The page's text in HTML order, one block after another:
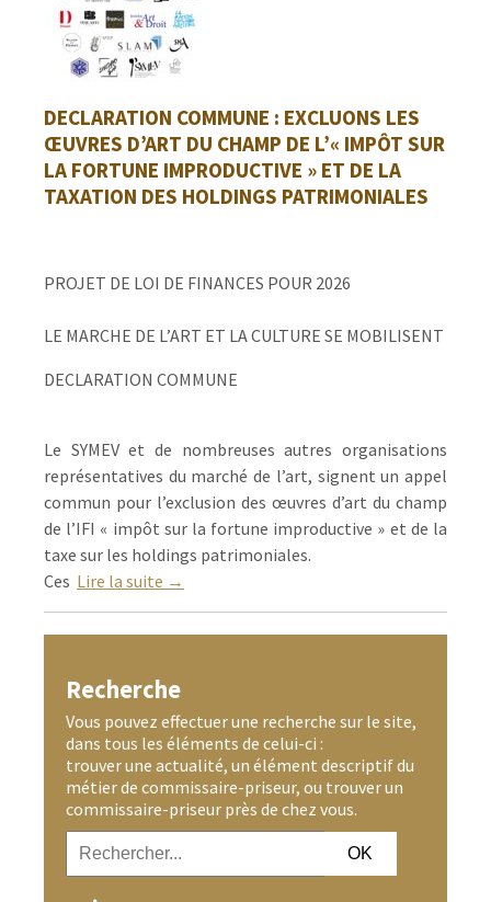
DECLARATION COMMUNE : EXCLUONS LES
ŒUVRES D’ART DU CHAMP DE L’« IMPÔT SUR
LA FORTUNE IMPRODUCTIVE » ET DE LA
TAXATION DES HOLDINGS PATRIMONIALES
PROJET DE LOI DE FINANCES POUR 2026
LE MARCHE DE L’ART ET LA CULTURE SE MOBILISENT
DECLARATION COMMUNE
Le SYMEV et de nombreuses autres organisations
représentatives du marché de l’art, signent un appel
commun pour l’exclusion des œuvres d’art du champ
de l’IFI « impôt sur la fortune improductive » et de la
taxe sur les holdings patrimoniales.
Ces Lire la suite →
Recherche
Vous pouvez effectuer une recherche sur le site,
dans tous les éléments de celui-ci :
trouver une actualité, un élément descriptif du
métier de commissaire-priseur, ou trouver un
commissaire-priseur près de chez vous.